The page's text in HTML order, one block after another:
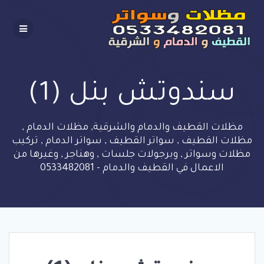
to
content
سندوتش بنل (1)
مظلات القطيف والدمام والشرقية, مظلات الدمام ,
مظلات القطيف , سواتر القطيف , سواتر الدمام , تركيب
مظلات وسواتر , وبرجولات جلسات , وهناجر , وغيرها من
الاعمال في القطيف والدمام - 0533482081